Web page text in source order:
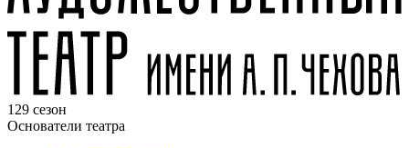
129 сезон
Основатели театра